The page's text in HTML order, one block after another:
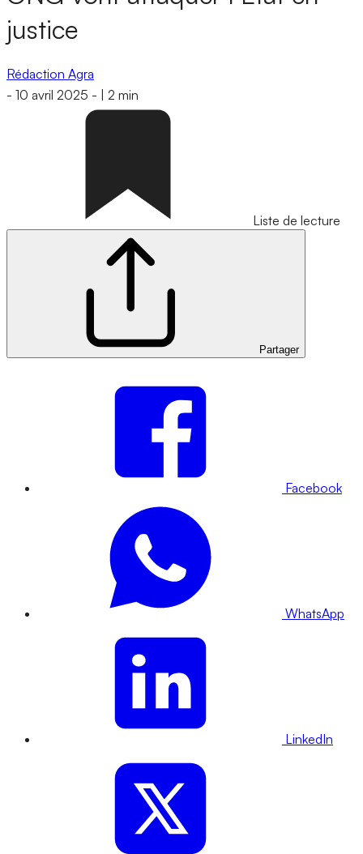
justice
Rédaction Agra
- 10 avril 2025 - 2 min
Liste de lecture
Partager
Facebook
WhatsApp
LinkedIn